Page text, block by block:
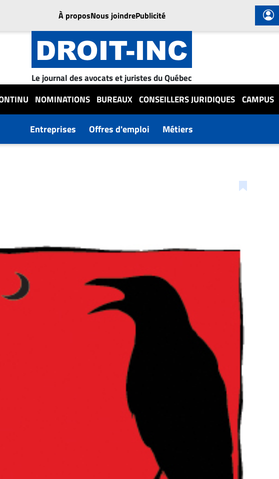
À proposNous joindrePublicité
Le journal des avocats et juristes du Québec
NOMINATIONS BUREAUX CONSEILLERS JURIDIQUES CAMPUS
Entreprises Offres d'emploi Métiers